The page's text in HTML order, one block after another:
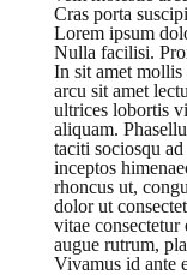
Cras porta
Lorem ipsum
Nulla facilisi.
In sit amet
arcu sit amet
ultrices lobortis
aliquam.
taciti sociosqu
inceptos
rhoncus ut,
dolor ut
vitae
augue rutrum,
Vivamus id ante